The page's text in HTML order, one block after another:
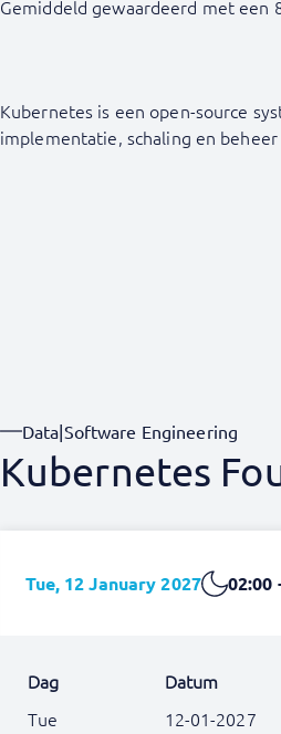
Gemiddeld gewaardeerd met een
Kubernetes is een open-source
implementatie, schaling en
Data|Software Engineering
Kubernetes
Tue, 12 January 2027 02:00
Dag Datum
Tue
12-01-2027